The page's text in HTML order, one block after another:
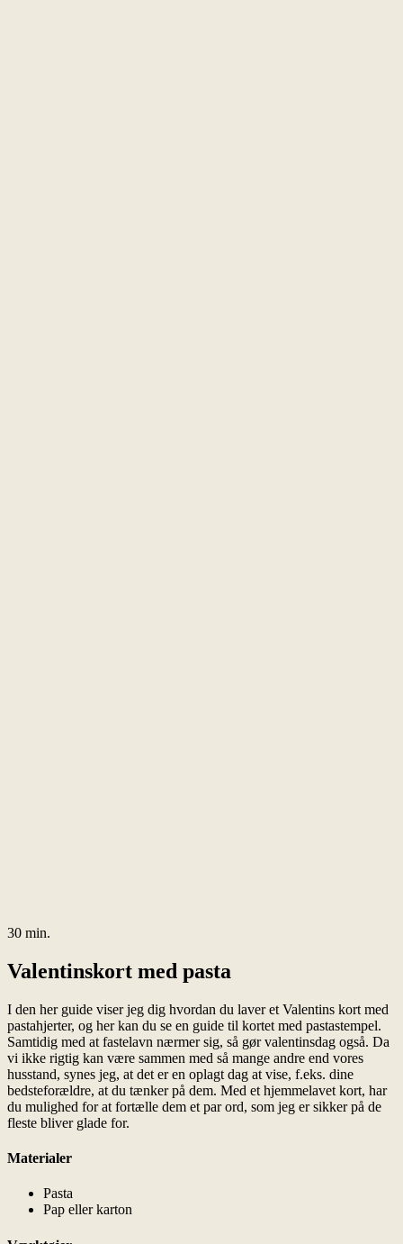
30 min.
Valentinskort med pasta
I den her guide viser jeg dig hvordan du laver et Valentins kort med
pastahjerter, og her kan du se en guide til kortet med pastastempel.
Samtidig med at fastelavn nærmer sig, så gør valentinsdag også. Da
vi ikke rigtig kan være sammen med så mange andre end vores
husstand, synes jeg, at det er en oplagt dag at vise, f.eks. dine
bedsteforældre, at du tænker på dem. Med et hjemmelavet kort, har
du mulighed for at fortælle dem et par ord, som jeg er sikker på de
fleste bliver glade for.
Materialer
Pasta
Pap eller karton